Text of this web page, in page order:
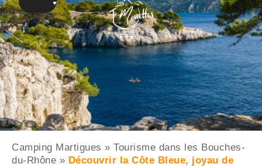
Camping Martigues »Tourisme dans les Bouches-
du-Rhône » Découvrir la Côte Bleue, joyau de